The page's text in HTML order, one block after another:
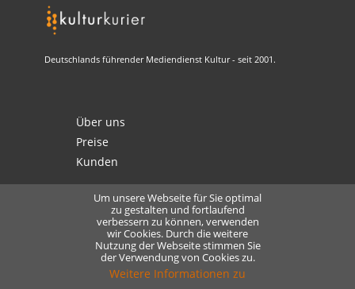
Deutschlands führender Mediendienst Kultur - seit 2001.
Über uns
Preise
Kunden
Kontakt
Datenschutz
Lizensierung
Um unsere Webseite für Sie optimal
zu gestalten und fortlaufend
verbessern zu können, verwenden
wir Cookies. Durch die weitere
Nutzung der Webseite stimmen Sie
der Verwendung von Cookies zu.
Weitere Informationen zu